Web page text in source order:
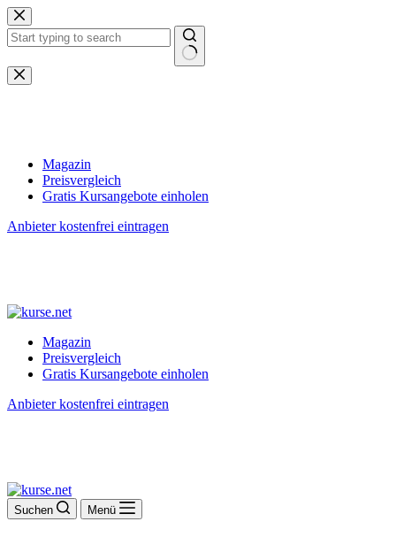
Zum
Inhalt
springen
Keine
Ergebnisse
Magazin
Preisvergleich
Gratis Kursangebote einholen
Anbieter kostenfrei eintragen
Magazin
Preisvergleich
Gratis Kursangebote einholen
Anbieter kostenfrei eintragen
Suchen Menü